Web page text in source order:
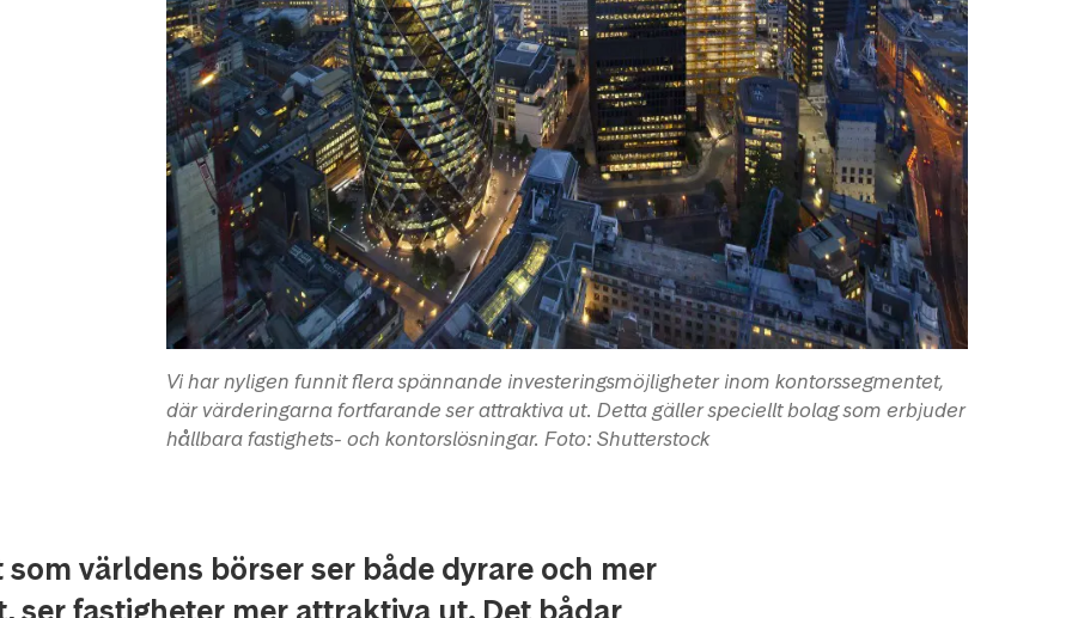
Vi har nyligen funnit flera spännande investeringsmöjligheter inom kontorssegmentet,
där värderingarna fortfarande ser attraktiva ut. Detta gäller speciellt bolag som erbjuder
hållbara fastighets- och kontorslösningar. Foto: Shutterstock
som världens börser ser både dyrare och mer